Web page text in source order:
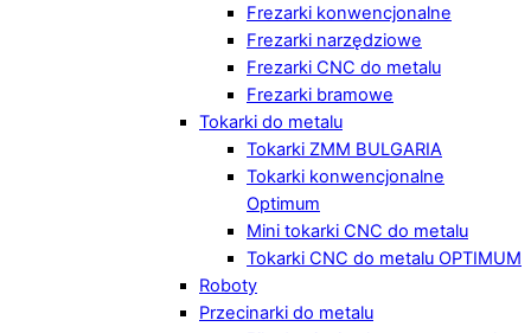
Frezarki konwencjonalne
Frezarki narzędziowe
Frezarki CNC do metalu
Frezarki bramowe
Tokarki do metalu
Tokarki ZMM BULGARIA
Tokarki konwencjonalne
Optimum
Mini tokarki CNC do metalu
Tokarki CNC do metalu OPTIMUM
Roboty
Przecinarki do metalu